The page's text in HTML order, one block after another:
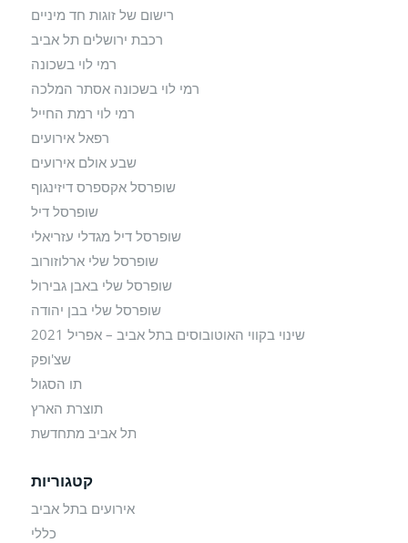
רישום של זוגות חד מיניים
רכבת ירושלים תל אביב
רמי לוי בשכונה
רמי לוי בשכונה אסתר המלכה
רמי לוי רמת החייל
רפאל אירועים
שבע אולם אירועים
שופרסל אקספרס דיזינגוף
שופרסל דיל
שופרסל דיל מגדלי עזריאלי
שופרסל שלי ארלוזורוב
שופרסל שלי באבן גבירול
שופרסל שלי בבן יהודה
שינוי בקווי האוטובוסים בתל אביב – אפריל 2021
שצ'ופק
תו הסגול
תוצרת הארץ
תל אביב מתחדשת
קטגוריות
אירועים בתל אביב
כללי